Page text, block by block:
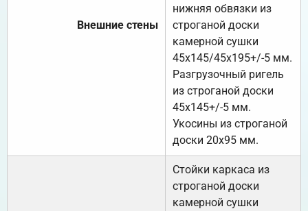
Внешние стены
нижняя обвязки из
строганой доски
камерной сушки
45х145/45х195+/-5 мм.
Разгрузочный ригель
из строганой доски
45х145+/-5 мм.
Укосины из строганой
доски 20х95 мм.
Стойки каркаса из
строганой доски
камерной сушки